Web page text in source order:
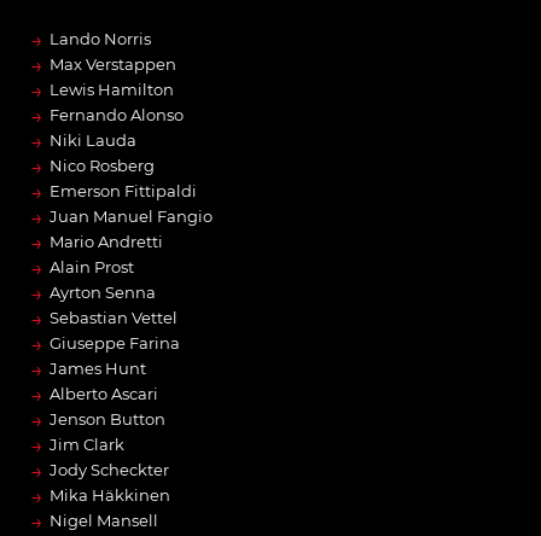
→ Lando Norris
→ Max Verstappen
→ Lewis Hamilton
→ Fernando Alonso
→ Niki Lauda
→ Nico Rosberg
→ Emerson Fittipaldi
→ Juan Manuel Fangio
→ Mario Andretti
→ Alain Prost
→ Ayrton Senna
→ Sebastian Vettel
→ Giuseppe Farina
→ James Hunt
→ Alberto Ascari
→ Jenson Button
→ Jim Clark
→ Jody Scheckter
→ Mika Häkkinen
→ Nigel Mansell